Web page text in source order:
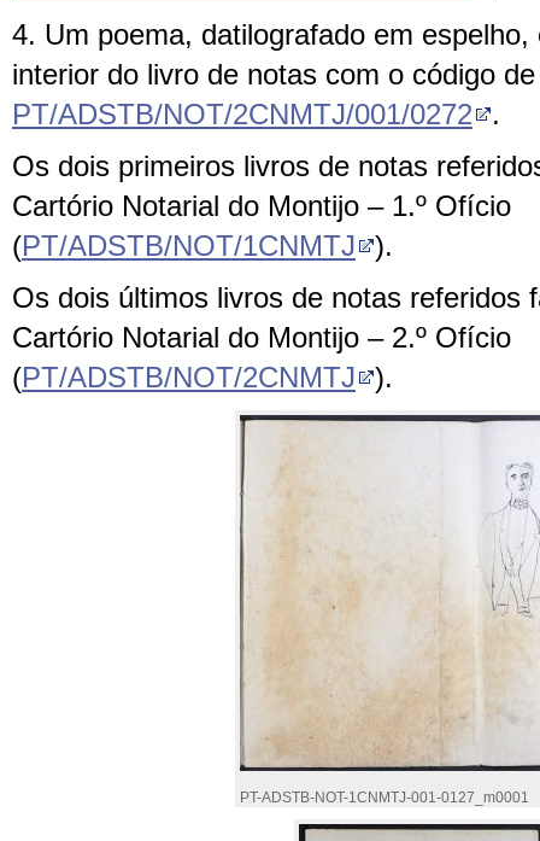
4. Um poema, datilografado em
interior do livro de notas com o código
PT/ADSTB/NOT/2CNMTJ/001/0272
.
Os dois primeiros livros de notas
Cartório Notarial do Montijo – 1.º Ofício
(PT/ADSTB/NOT/1CNMTJ
).
Os dois últimos livros de notas referidos
Cartório Notarial do Montijo – 2.º Ofício
(PT/ADSTB/NOT/2CNMTJ ).
PT-ADSTB-NOT-1CNMTJ-001-0127_m0001